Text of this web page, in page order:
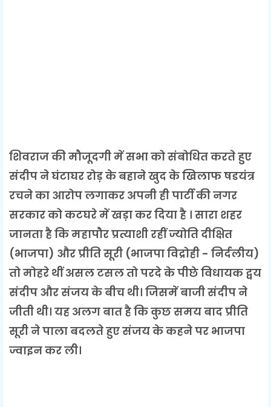
शिवराज की मौजूदगी में सभा को संबोधित करते हुए
संदीप ने घंटाघर रोड़ के बहाने खुद के खिलाफ षडयंत्र
रचने का आरोप लगाकर अपनी ही पार्टी की नगर
सरकार को कटघरे में खड़ा कर दिया है । सारा शहर
जानता है कि महापौर प्रत्याशी रहीं ज्योति दीक्षित
(भाजपा) और प्रीति सूरी (भाजपा विद्रोही - निर्दलीय)
तो मोहरे थीं असल टसल तो परदे के पीछे विधायक द्वय
संदीप और संजय के बीच थी। जिसमें बाजी संदीप ने
जीती थी। यह अलग बात है कि कुछ समय बाद प्रीति
सूरी ने पाला बदलते हुए संजय के कहने पर भाजपा
ज्वाइन कर ली।